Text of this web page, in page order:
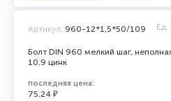
Болт DIN 960 мелкий шаг,
10.9 цинк
Артикул: 960-12*1,5*50/109 Ед.
последняя цена:
75.24 ₽